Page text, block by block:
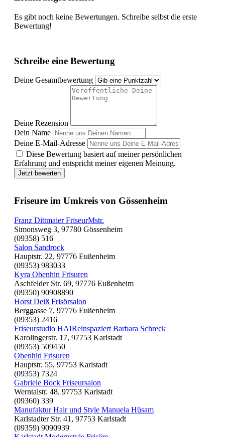
Es gibt noch keine Bewertungen. Schreibe selbst die erste
Bewertung!
Schreibe eine Bewertung
Deine Gesamtbewertung
Deine Rezension
Dein Name
Deine E-Mail-Adresse
Diese Bewertung basiert auf meiner persönlichen
Erfahrung und entspricht meiner eigenen Meinung.
Jetzt bewerten
Friseure im Umkreis von Gössenheim
Franz Dittmaier FriseurMstr.
Simonsweg 3, 97780 Gössenheim
(09358) 516
Salon Sandrock
Hauptstr. 22, 97776 Eußenheim
(09353) 983033
Kyra Obenhin Frisuren
Aschfelder Str. 69, 97776 Eußenheim
(09350) 90908890
Horst Deiß Frisörsalon
Berggasse 7, 97776 Eußenheim
(09353) 2416
Friseurstudio HAIReinspaziert Barbara Schreck
Karolingerstr. 17, 97753 Karlstadt
(09353) 509450
Obenhin Frisuren
Hauptstr. 55, 97753 Karlstadt
(09353) 7324
Gabriele Bock Friseursalon
Werntalstr. 48, 97753 Karlstadt
(09360) 339
Manufaktur Hair und Style Manuela Hüsam
Karlstadter Str. 41, 97753 Karlstadt
(09359) 9090939